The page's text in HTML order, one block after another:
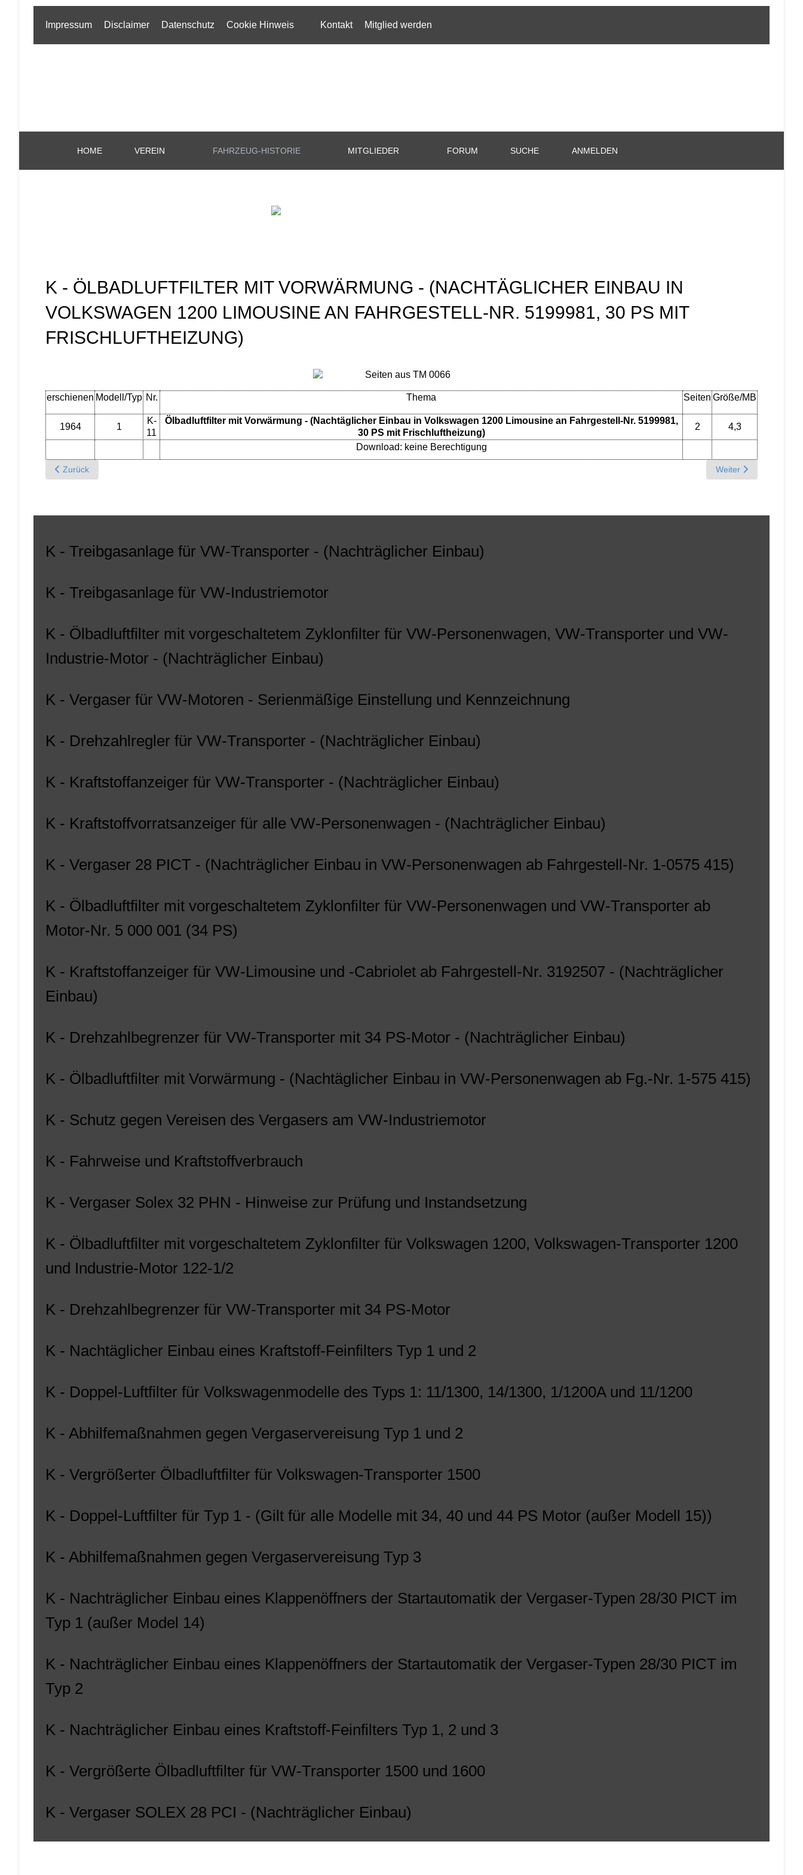
Impressum Disclaimer Datenschutz Cookie Hinweis Kontakt Mitglied werden
HOME VEREIN FAHRZEUG-HISTORIE MITGLIEDER FORUM SUCHE ANMELDEN
K - ÖLBADLUFTFILTER MIT VORWÄRMUNG - (NACHTÄGLICHER EINBAU IN
VOLKSWAGEN 1200 LIMOUSINE AN FAHRGESTELL-NR. 5199981, 30 PS MIT
FRISCHLUFTHEIZUNG)
erschienen Modell/Typ Nr. Thema Seiten Größe/MB
1964 1
K-
11
Ölbadluftfilter mit Vorwärmung - (Nachtäglicher Einbau in Volkswagen 1200 Limousine an Fahrgestell-Nr. 5199981,
30 PS mit Frischluftheizung)
2
4,3
Download: keine Berechtigung
Previous article: K - Drehzahlbegrenzer für VW-Transporter mit 34 PS-Motor
Zurück Next article: K -
Weiter
K - Treibgasanlage für VW-Transporter - (Nachträglicher Einbau)
K - Treibgasanlage für VW-Industriemotor
K - Ölbadluftfilter mit vorgeschaltetem Zyklonfilter für VW-Personenwagen, VW-Transporter und VW-
Industrie-Motor - (Nachträglicher Einbau)
K - Vergaser für VW-Motoren - Serienmäßige Einstellung und Kennzeichnung
K - Drehzahlregler für VW-Transporter - (Nachträglicher Einbau)
K - Kraftstoffanzeiger für VW-Transporter - (Nachträglicher Einbau)
K - Kraftstoffvorratsanzeiger für alle VW-Personenwagen - (Nachträglicher Einbau)
K - Vergaser 28 PICT - (Nachträglicher Einbau in VW-Personenwagen ab Fahrgestell-Nr. 1-0575 415)
K - Ölbadluftfilter mit vorgeschaltetem Zyklonfilter für VW-Personenwagen und VW-Transporter ab
Motor-Nr. 5 000 001 (34 PS)
K - Kraftstoffanzeiger für VW-Limousine und -Cabriolet ab Fahrgestell-Nr. 3192507 - (Nachträglicher
Einbau)
K - Drehzahlbegrenzer für VW-Transporter mit 34 PS-Motor - (Nachträglicher Einbau)
K - Ölbadluftfilter mit Vorwärmung - (Nachtäglicher Einbau in VW-Personenwagen ab Fg.-Nr. 1-575 415)
K - Schutz gegen Vereisen des Vergasers am VW-Industriemotor
K - Fahrweise und Kraftstoffverbrauch
K - Vergaser Solex 32 PHN - Hinweise zur Prüfung und Instandsetzung
K - Ölbadluftfilter mit vorgeschaltetem Zyklonfilter für Volkswagen 1200, Volkswagen-Transporter 1200
und Industrie-Motor 122-1/2
K - Drehzahlbegrenzer für VW-Transporter mit 34 PS-Motor
K - Nachtäglicher Einbau eines Kraftstoff-Feinfilters Typ 1 und 2
K - Doppel-Luftfilter für Volkswagenmodelle des Typs 1: 11/1300, 14/1300, 1/1200A und 11/1200
K - Abhilfemaßnahmen gegen Vergaservereisung Typ 1 und 2
K - Vergrößerter Ölbadluftfilter für Volkswagen-Transporter 1500
K - Doppel-Luftfilter für Typ 1 - (Gilt für alle Modelle mit 34, 40 und 44 PS Motor (außer Modell 15))
K - Abhilfemaßnahmen gegen Vergaservereisung Typ 3
K - Nachträglicher Einbau eines Klappenöffners der Startautomatik der Vergaser-Typen 28/30 PICT im
Typ 1 (außer Model 14)
K - Nachträglicher Einbau eines Klappenöffners der Startautomatik der Vergaser-Typen 28/30 PICT im
Typ 2
K - Nachträglicher Einbau eines Kraftstoff-Feinfilters Typ 1, 2 und 3
K - Vergrößerte Ölbadluftfilter für VW-Transporter 1500 und 1600
K - Vergaser SOLEX 28 PCI - (Nachträglicher Einbau)